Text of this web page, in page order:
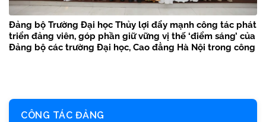
Đảng bộ Trường Đại học Thủy lợi đẩy mạnh công tác phát
triển đảng viên, góp phần giữ vững vị thế ‘điểm sáng’ của
Đảng bộ các trường Đại học, Cao đẳng Hà Nội trong công
CÔNG TÁC ĐẢNG